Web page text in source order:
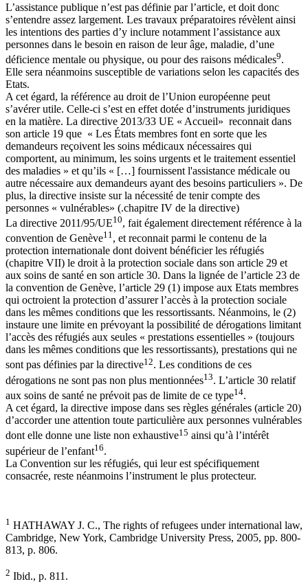
L’assistance publique n’est pas définie par l’article, et doit donc
s’entendre assez largement. Les travaux préparatoires révèlent ainsi
les intentions des parties d’y inclure notamment l’assistance aux
personnes dans le besoin en raison de leur âge, maladie, d’une
déficience mentale ou physique, ou pour des raisons médicales9.
Elle sera néanmoins susceptible de variations selon les capacités des
Etats.
A cet égard, la référence au droit de l’Union européenne peut
s’avérer utile. Celle-ci s’est en effet dotée d’instruments juridiques
en la matière. La directive 2013/33 UE « Accueil» reconnait dans
son article 19 que « Les États membres font en sorte que les
demandeurs reçoivent les soins médicaux nécessaires qui
comportent, au minimum, les soins urgents et le traitement essentiel
des maladies » et qu’ils « […] fournissent l'assistance médicale ou
autre nécessaire aux demandeurs ayant des besoins particuliers ». De
plus, la directive insiste sur la nécessité de tenir compte des
personnes « vulnérables» (.chapitre IV de la directive)
La directive 2011/95/UE10, fait également directement référence à la
convention de Genève11, et reconnait parmi le contenu de la
protection internationale dont doivent bénéficier les réfugiés
(chapitre VII) le droit à la protection sociale dans son article 29 et
aux soins de santé en son article 30. Dans la lignée de l’article 23 de
la convention de Genève, l’article 29 (1) impose aux Etats membres
qui octroient la protection d’assurer l’accès à la protection sociale
dans les mêmes conditions que les ressortissants. Néanmoins, le (2)
instaure une limite en prévoyant la possibilité de dérogations limitant
l’accès des réfugiés aux seules « prestations essentielles » (toujours
dans les mêmes conditions que les ressortissants), prestations qui ne
sont pas définies par la directive12. Les conditions de ces
dérogations ne sont pas non plus mentionnées13. L’article 30 relatif
aux soins de santé ne prévoit pas de limite de ce type14.
A cet égard, la directive impose dans ses règles générales (article 20)
d’accorder une attention toute particulière aux personnes vulnérables
dont elle donne une liste non exhaustive15 ainsi qu’à l’intérêt
supérieur de l’enfant16.
La Convention sur les réfugiés, qui leur est spécifiquement
consacrée, reste néanmoins l’instrument le plus protecteur.
1 HATHAWAY J. C., The rights of refugees under international law,
Cambridge, New York, Cambridge University Press, 2005, pp. 800-
813, p. 806.
2 Ibid., p. 811.